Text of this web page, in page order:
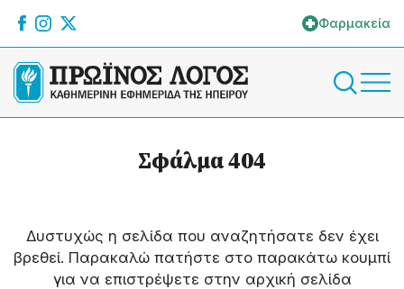
Φαρμακεία
Σφάλμα 404
Δυστυχώς η σελίδα που αναζητήσατε δεν έχει
βρεθεί. Παρακαλώ πατήστε στο παρακάτω κουμπί
για να επιστρέψετε στην αρχική σελίδα